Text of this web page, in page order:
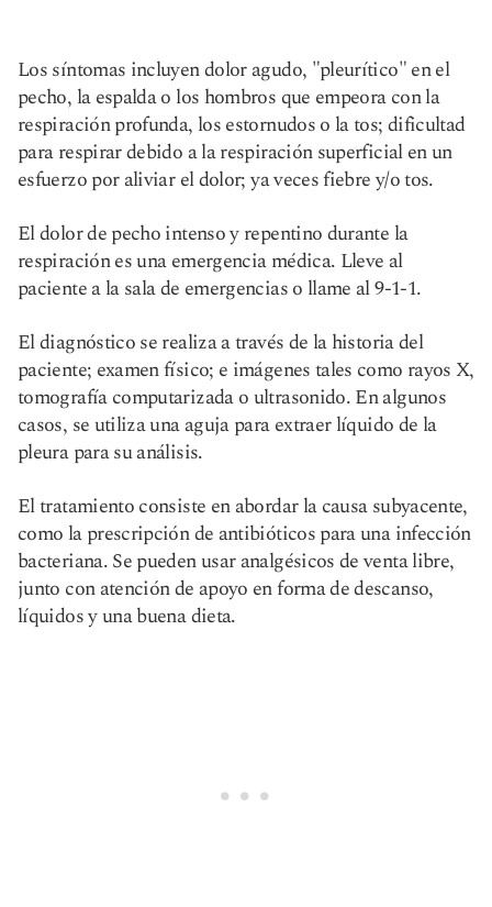
Los síntomas incluyen dolor agudo, "pleurítico" en el
pecho, la espalda o los hombros que empeora con la
respiración profunda, los estornudos o la tos; dificultad
para respirar debido a la respiración superficial en un
esfuerzo por aliviar el dolor; ya veces fiebre y/o tos.
El dolor de pecho intenso y repentino durante la
respiración es una emergencia médica. Lleve al
paciente a la sala de emergencias o llame al 9-1-1.
El diagnóstico se realiza a través de la historia del
paciente; examen físico; e imágenes tales como rayos X,
tomografía computarizada o ultrasonido. En algunos
casos, se utiliza una aguja para extraer líquido de la
pleura para su análisis.
El tratamiento consiste en abordar la causa subyacente,
como la prescripción de antibióticos para una infección
bacteriana. Se pueden usar analgésicos de venta libre,
junto con atención de apoyo en forma de descanso,
líquidos y una buena dieta.